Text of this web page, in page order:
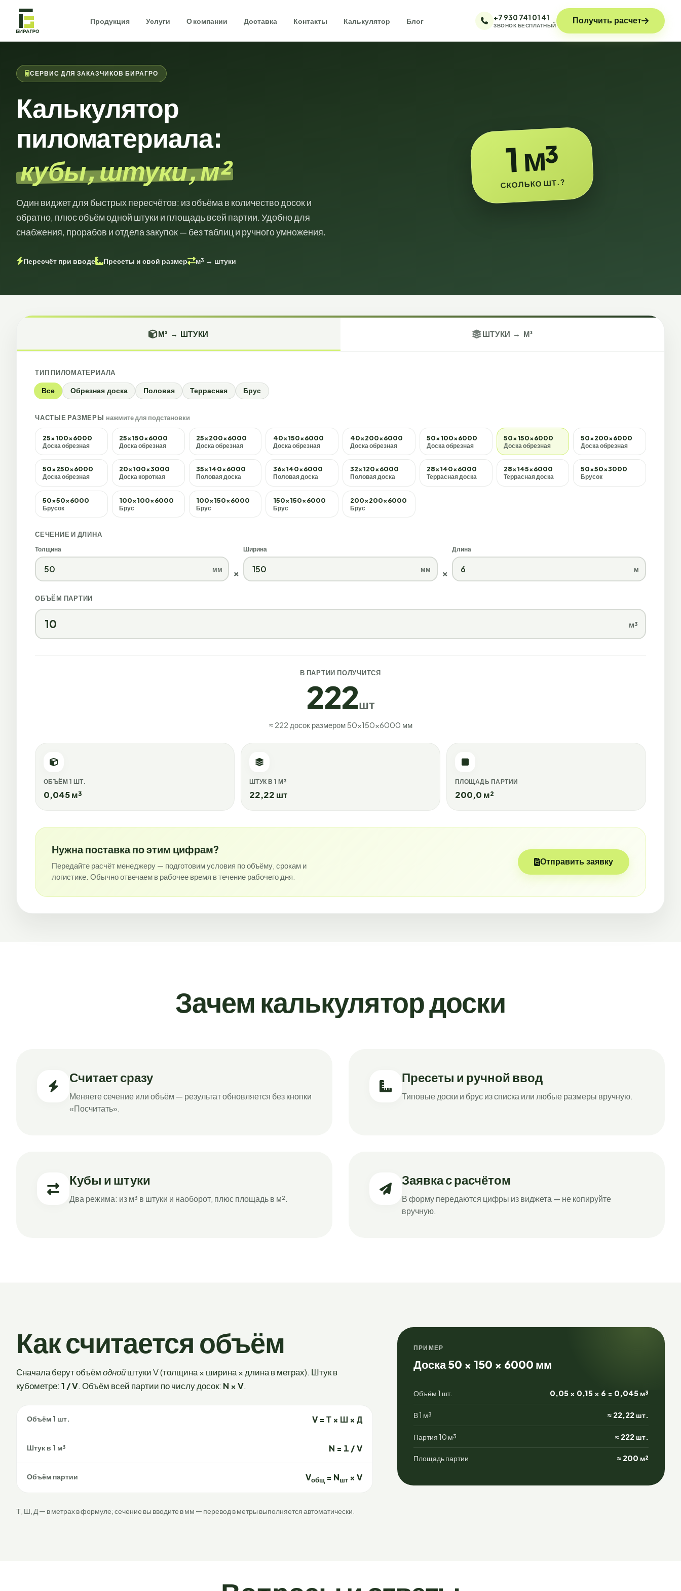
Продукция Услуги О компании Доставка Контакты Калькулятор Блог +7 930 741 01 41
ЗВОНОК БЕСПЛАТНЫЙ Получить расчет
СЕРВИС ДЛЯ ЗАКАЗЧИКОВ БИРАГРО
Калькулятор
пиломатериала:
кубы, штуки, м²
Один виджет для быстрых пересчётов: из объёма в количество досок и
обратно, плюс объём одной штуки и площадь всей партии. Удобно для
снабжения, прорабов и отдела закупок — без таблиц и ручного умножения.
Пересчёт при вводе Пресеты и свой размер м³ ↔ штуки
1 м³
СКОЛЬКО ШТ.?
М³ → ШТУКИ ШТУКИ → М³
ТИП ПИЛОМАТЕРИАЛА
Все Обрезная доска Половая Террасная Брус
ЧАСТЫЕ РАЗМЕРЫ нажмите для подстановки
25×100×6000
Доска обрезная
25×150×6000
Доска обрезная
25×200×6000
Доска обрезная
40×150×6000
Доска обрезная
40×200×6000
Доска обрезная
50×100×6000
Доска обрезная
50×150×6000
Доска обрезная
50×200×6000
Доска обрезная
50×250×6000
Доска обрезная
20×100×3000
Доска короткая
35×140×6000
Половая доска
36×140×6000
Половая доска
32×120×6000
Половая доска
28×140×6000
Террасная доска
28×145×6000
Террасная доска
50×50×3000
Брусок
50×50×6000
Брусок
100×100×6000
Брус
100×150×6000
Брус
150×150×6000
Брус
200×200×6000
Брус
СЕЧЕНИЕ И ДЛИНА
Толщина
мм ×
Ширина
мм ×
Длина
м
ОБЪЁМ ПАРТИИ
м³
В ПАРТИИ ПОЛУЧИТСЯ
222шт
≈ 222 досок размером 50×150×6000 мм
ОБЪЁМ 1 ШТ.
0,045 м³
ШТУК В 1 М³
22,22 шт
ПЛОЩАДЬ ПАРТИИ
200,0 м²
Нужна поставка по этим цифрам?
Передайте расчёт менеджеру — подготовим условия по объёму, срокам и
логистике. Обычно отвечаем в рабочее время в течение рабочего дня.
Отправить заявку
Зачем калькулятор доски
Считает сразу
Меняете сечение или объём — результат обновляется без кнопки
«Посчитать».
Пресеты и ручной ввод
Типовые доски и брус из списка или любые размеры вручную.
Кубы и штуки
Два режима: из м³ в штуки и наоборот, плюс площадь в м².
Заявка с расчётом
В форму передаются цифры из виджета — не копируйте
вручную.
Как считается объём
Сначала берут объёмоднойштуки V (толщина × ширина × длина в метрах). Штук в
кубометре: 1 / V. Объём всей партии по числу досок: N × V.
Объём 1 шт. V = Т × Ш × Д
Штук в 1 м³ N = 1 / V
Объём партии Vобщ = Nшт× V
Т, Ш, Д — в метрах в формуле; сечение вы вводите в мм — перевод в метры выполняется автоматически.
ПРИМЕР
Доска 50 × 150 × 6000 мм
Объём 1 шт. 0,05 × 0,15 × 6 = 0,045 м³
В 1 м³ ≈ 22,22 шт.
Партия 10 м³ ≈ 222 шт.
Площадь партии ≈ 200 м²